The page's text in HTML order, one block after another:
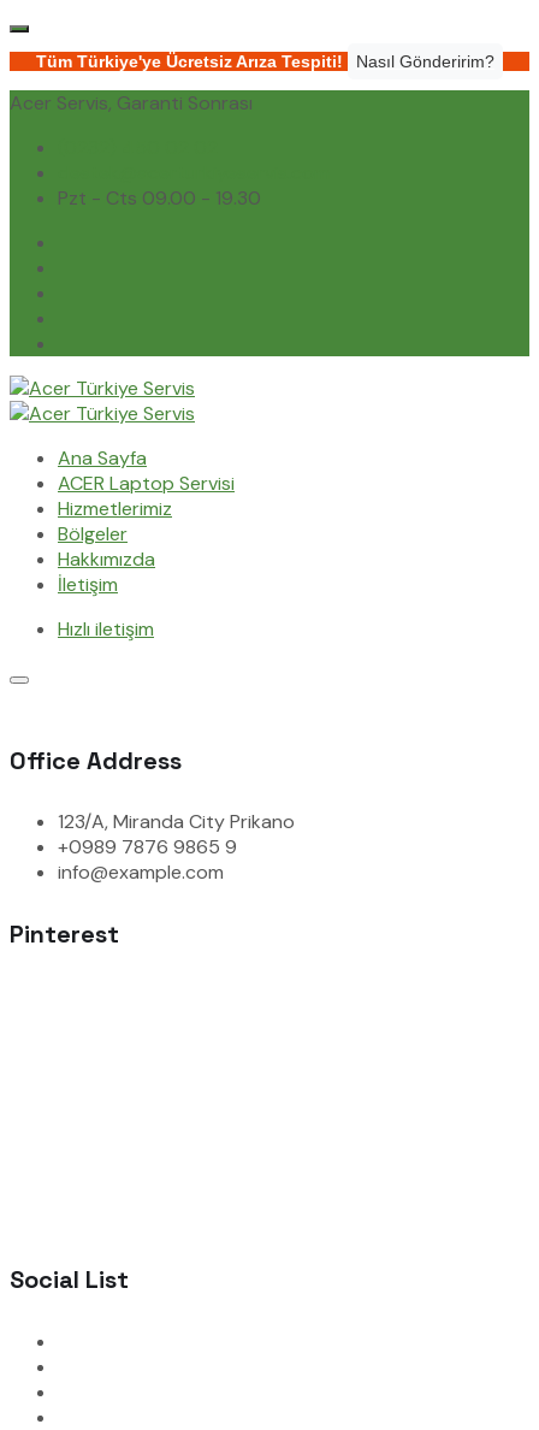
Tüm Türkiye'ye Ücretsiz Arıza Tespiti! Nasıl Gönderirim?
Acer Servis, Garanti Sonrası
Pzt - Cts 09.00 - 19.30
Ana Sayfa
ACER Laptop Servisi
Hizmetlerimiz
Bölgeler
Hakkımızda
İletişim
Hızlı iletişim
Office Address
123/A, Miranda City Prikano
+0989 7876 9865 9
info@example.com
Pinterest
Social List